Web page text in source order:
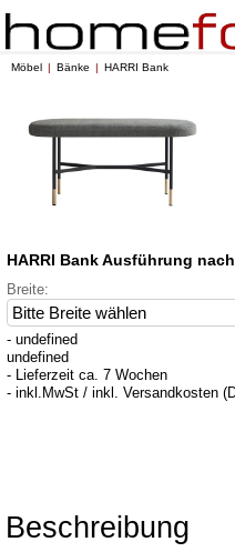
Möbel Bänke HARRI Bank
HARRI Bank Ausführung
Breite:
- undefined
undefined
- Lieferzeit ca. 7 Wochen
- inkl.MwSt / inkl. Versandkosten
Beschreibung